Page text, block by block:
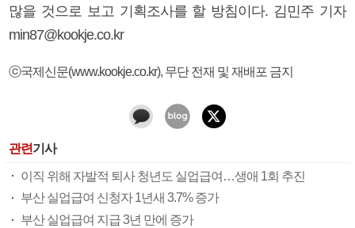
많을 것으로 보고 기획조사를 할 방침이다. 김민주 기자
min87@kookje.co.kr
ⓒ국제신문(www.kookje.co.kr), 무단 전재 및 재배포 금지
관련기사
이직 위해 자발적 퇴사 청년도 실업급여…생애 1회 추진
부산 실업급여 신청자 1년새 3.7% 증가
부산 실업급여 지급 3년 만에 증가